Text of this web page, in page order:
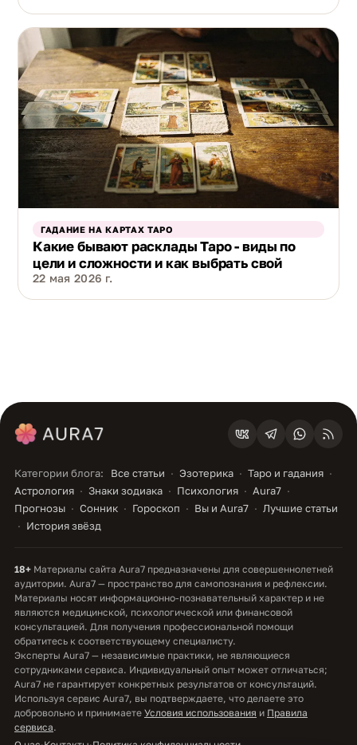
ГАДАНИЕ НА КАРТАХ ТАРО
Какие бывают расклады Таро - виды по
цели и сложности и как выбрать свой
22 мая 2026 г.
Категории блога: Все статьи Эзотерика
Таро и гадания
Астрология
Знаки зодиака Психология
Aura7
Прогнозы
Сонник Гороскоп Вы и Aura7
Лучшие статьи
История звёзд
18+ Материалы сайта Aura7 предназначены для совершеннолетней
аудитории. Aura7 — пространство для самопознания и рефлексии.
Материалы носят информационно-познавательный характер и не
являются медицинской, психологической или финансовой
консультацией. Для получения профессиональной помощи
обратитесь к соответствующему специалисту.
Эксперты Aura7 — независимые практики, не являющиеся
сотрудниками сервиса. Индивидуальный опыт может отличаться;
Aura7 не гарантирует конкретных результатов от консультаций.
Используя сервис Aura7, вы подтверждаете, что делаете это
добровольно и принимаете Условия использования и Правила
сервиса.